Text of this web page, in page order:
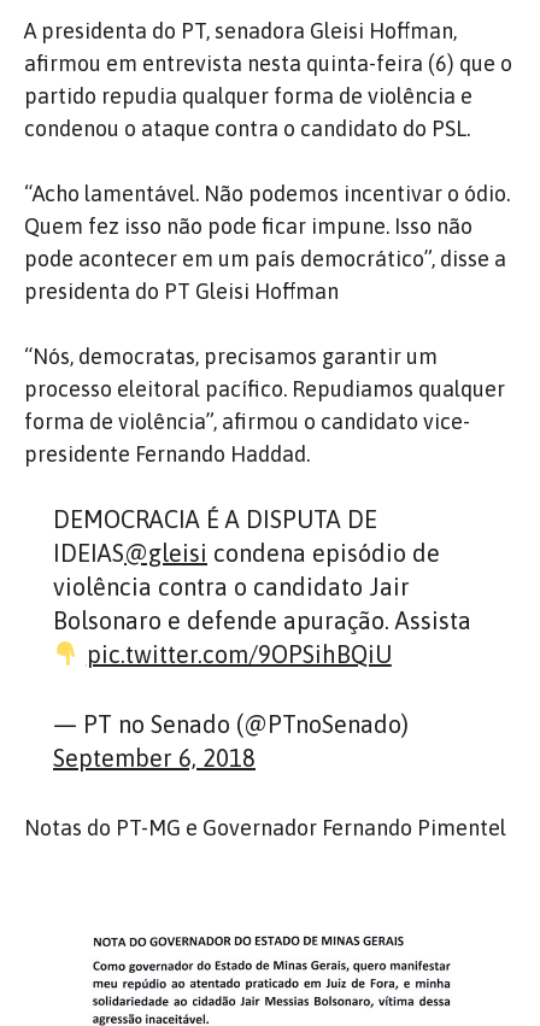
A presidenta do PT, senadora Gleisi Hoffman,
afirmou em entrevista nesta quinta-feira (6) que o
partido repudia qualquer forma de violência e
condenou o ataque contra o candidato do PSL.
“Acho lamentável. Não podemos incentivar o ódio.
Quem fez isso não pode ficar impune. Isso não
pode acontecer em um país democrático”, disse a
presidenta do PT Gleisi Hoffman
“Nós, democratas, precisamos garantir um
processo eleitoral pacífico. Repudiamos qualquer
forma de violência”, afirmou o candidato vice-
presidente Fernando Haddad.
DEMOCRACIA É A DISPUTA DE
IDEIAS@gleisi condena episódio de
violência contra o candidato Jair
Bolsonaro e defende apuração. Assista
pic.twitter.com/9OPSihBQiU
— PT no Senado (@PTnoSenado)
September 6, 2018
Notas do PT-MG e Governador Fernando Pimentel